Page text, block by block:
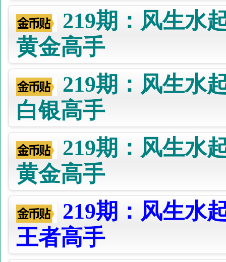
219期：风生水
黄金高手
219期：风生水
白银高手
219期：风生水
黄金高手
219期：风生水
王者高手